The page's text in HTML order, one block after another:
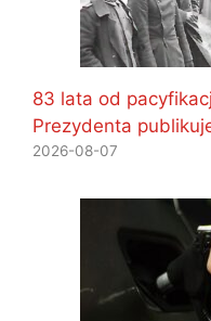
83 lata od
Prezydenta
2026-08-07